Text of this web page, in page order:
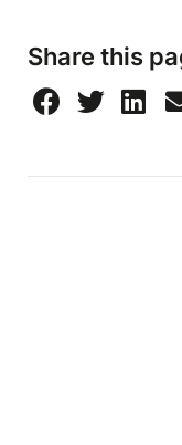
Share this